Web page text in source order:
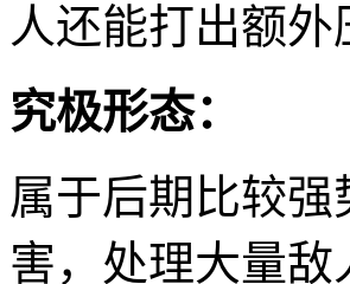
人还能打出额
究极形态：
属于后期比较
害，处理大量